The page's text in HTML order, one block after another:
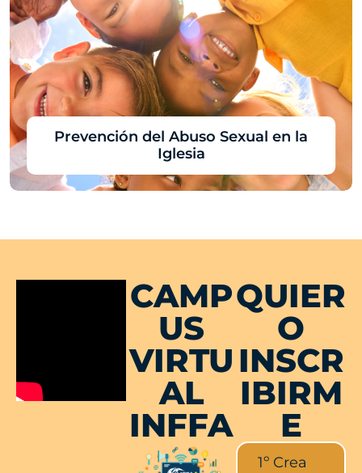
Prevención del Abuso Sexual en la
Iglesia
CAMP
US
VIRTU
AL
INFFA
QUIER
O
INSCR
IBIRM
E
1º Crea